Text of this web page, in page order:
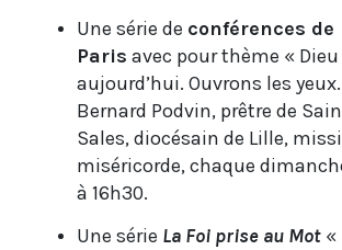
Une série de conférences de
Paris avec pour thème «
aujourd’hui. Ouvrons les
Bernard Podvin, prêtre de
Sales, diocésain de Lille,
miséricorde, chaque
à 16h30.
Une série La Foi prise au Mot «